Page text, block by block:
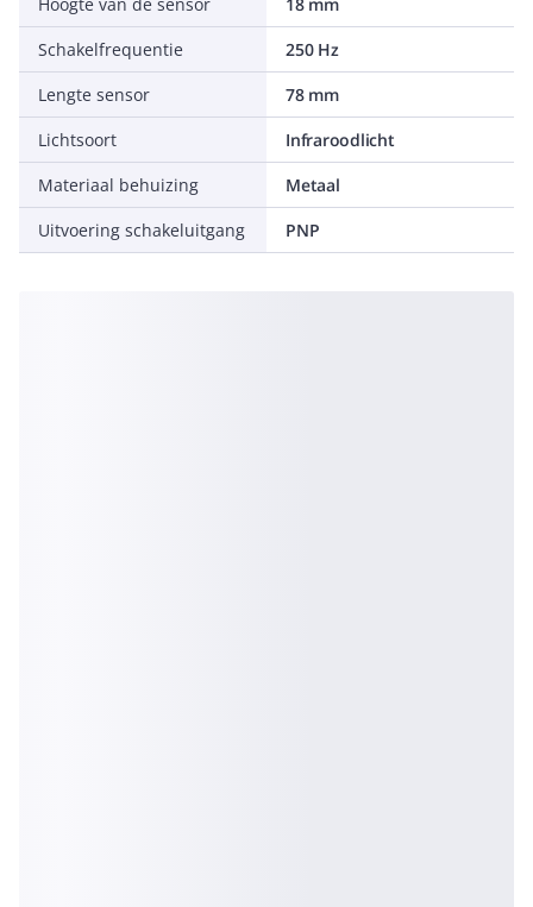
Schakelfrequentie
250 Hz
Lengte sensor
78 mm
Lichtsoort
Infraroodlicht
Materiaal behuizing
Metaal
Uitvoering schakeluitgang
PNP